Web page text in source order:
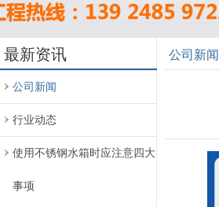
最新资讯
公司新闻
行业动态
使用不锈钢水箱时应注意四大
事项
公司新闻